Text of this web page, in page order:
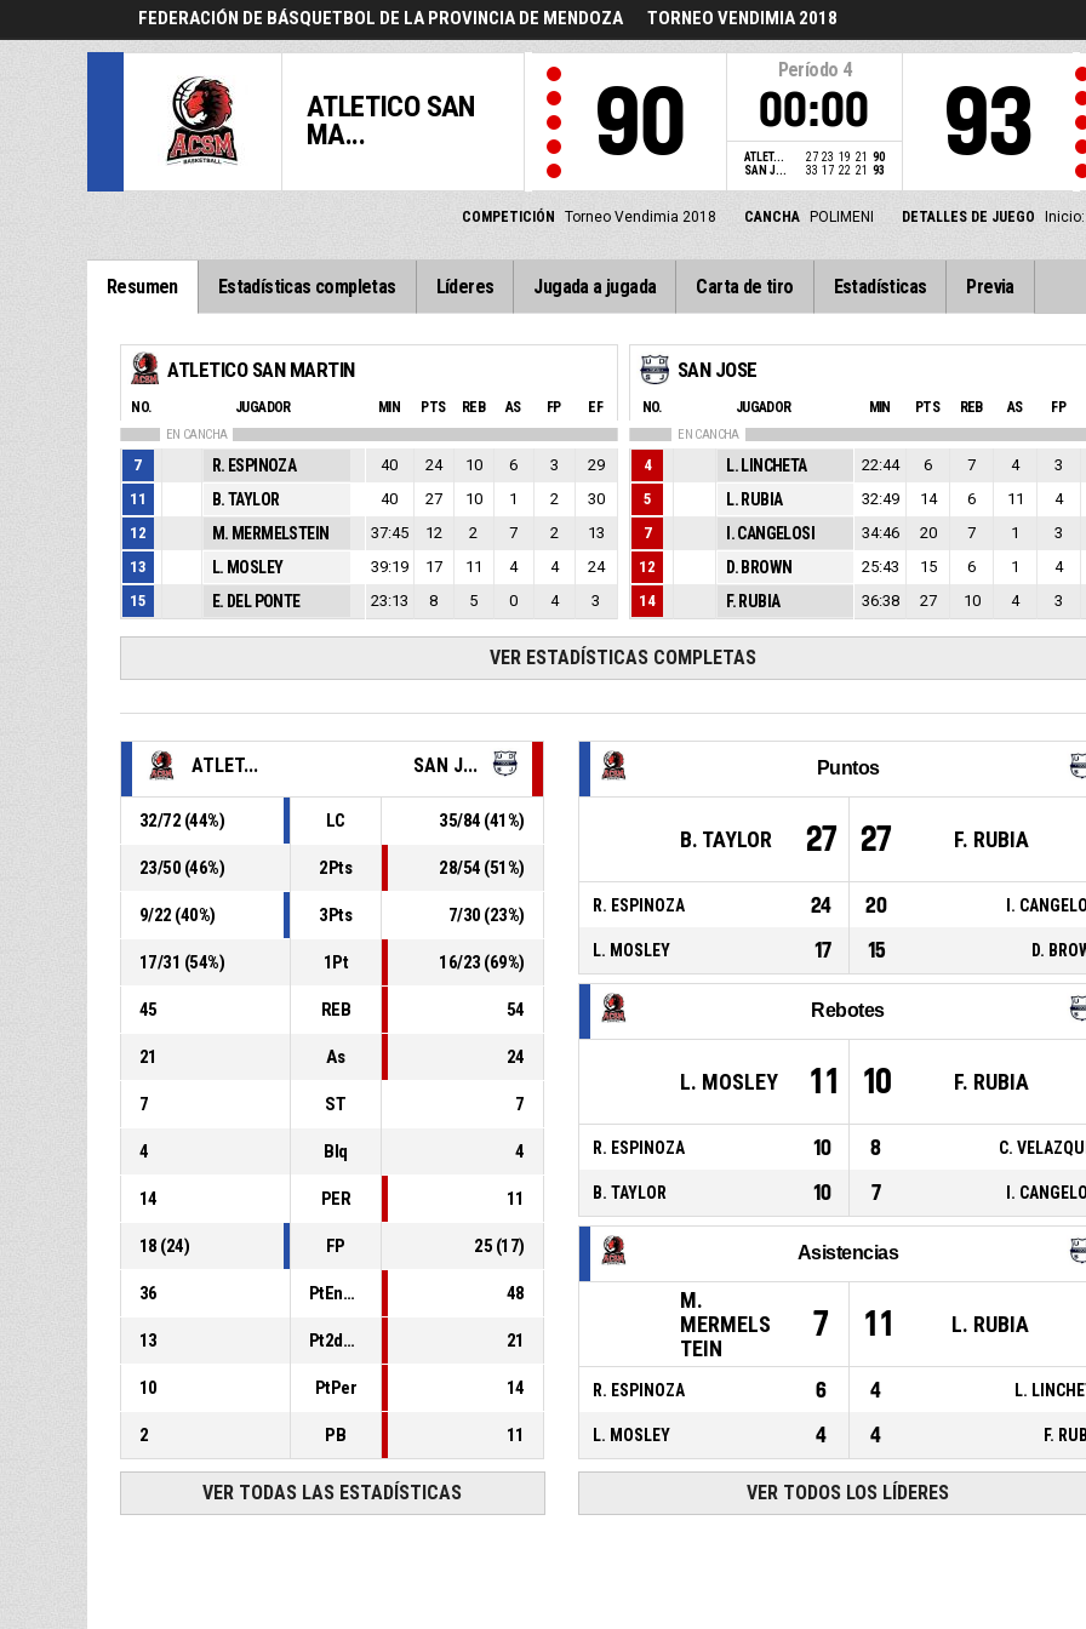
FEDERACIÓN DE BÁSQUETBOL DE LA PROVINCIA DE MENDOZA TORNEO VENDIMIA 2018
ATLETICO SAN
MA...
90
Período 4
00:00
ATLET... 27 23 19 21 90
SAN J...
33 17 22 21 93 93
COMPETICIÓN Torneo Vendimia 2018 CANCHA POLIMENI DETALLES DE JUEGO
Resumen Estadísticas completas Líderes Jugada a jugada Carta de tiro Estadísticas Previa
ATLETICO SAN MARTIN
NO. JUGADOR MIN PTS REB AS FP EF
EN CANCHA
7 R. ESPINOZA 40 24 10 6 3
29
11
B. TAYLOR 40 27 10 1 2
30
12
M. MERMELSTEIN 37:45 12 2 7 2
13
13
L. MOSLEY 39:19 17 11 4 4
24
15
E. DEL PONTE 23:13 8 5 0 4 3
SAN JOSE
NO. JUGADOR MIN PTS REB AS FP
EN CANCHA
4 L. LINCHETA 22:44 6 7 4 3
5
L. RUBIA 32:49 14 6 11 4
7
I. CANGELOSI 34:46 20 7 1 3
12
D. BROWN 25:43 15 6 1 4
14
F. RUBIA 36:38 27 10 4 3
VER ESTADÍSTICAS COMPLETAS
ATLET... SAN J...
32/72 (44%) LC 35/84 (41%)
23/50 (46%) 2Pts 28/54 (51%)
9/22 (40%) 3Pts 7/30 (23%)
17/31 (54%) 1Pt 16/23 (69%)
45 REB 54
21 As 24
7 ST 7
4 Blq 4
14 PER 11
18 (24) FP 25 (17)
36 PtEnPint 48
13 Pt2daOp 21
10 PtPer 14
2 PB 11
VER TODAS LAS ESTADÍSTICAS
Puntos
B. TAYLOR 27 27 F. RUBIA
R. ESPINOZA 24 20 I.
L. MOSLEY 17 15 D.
Rebotes
L. MOSLEY 11 10 F. RUBIA
R. ESPINOZA 10 8 C.
B. TAYLOR 10 7 I.
Asistencias
M.
MERMELS
TEIN
7 11 L. RUBIA
R. ESPINOZA 6 4 L.
L. MOSLEY 4 4 F.
VER TODOS LOS LÍDERES